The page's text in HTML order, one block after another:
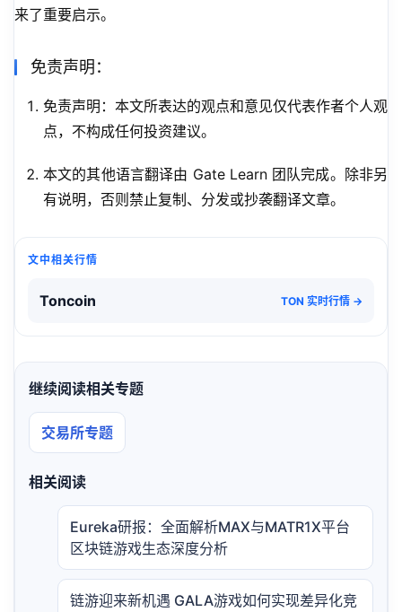
来了重要启示。
免责声明：
免责声明：本文所表达的观点和意见仅代表作者个人观
点，不构成任何投资建议。
本文的其他语言翻译由 Gate Learn 团队完成。除非另
有说明，否则禁止复制、分发或抄袭翻译文章。
文中相关行情
Toncoin TON 实时行情 →
继续阅读相关专题
交易所专题
相关阅读
Eureka研报：全面解析MAX与MATR1X平台
区块链游戏生态深度分析
链游迎来新机遇 GALA游戏如何实现差异化竞